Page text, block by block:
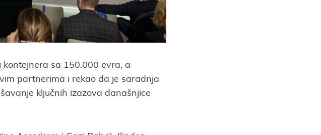
sa 150.000 evra, a
partnerima i rekao da je saradnja
ključnih izazova današnjice